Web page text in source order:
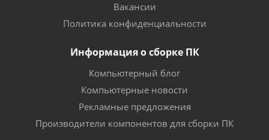
Вакансии
Политика конфиденциальности
Информация о сборке ПК
Компьютерный блог
Компьютерные новости
Рекламные предложения
Производители компонентов для сборки ПК